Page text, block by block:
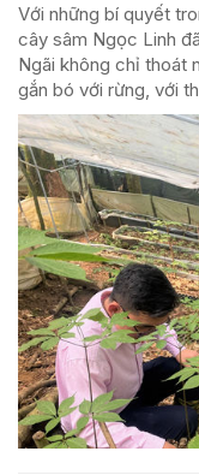
Với những bí quyết
cây sâm Ngọc Linh
Ngãi không chỉ thoát
gắn bó với rừng, với